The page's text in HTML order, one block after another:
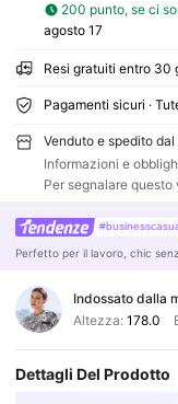
200 punto, se ci
agosto 17
Resi gratuiti entro 30
Pagamenti sicuri ·
Venduto e spedito
Informazioni e
Per segnalare
Perfetto per il lavoro, chic
Indossato dalla
Altezza: 178.0
Dettagli Del Prodotto